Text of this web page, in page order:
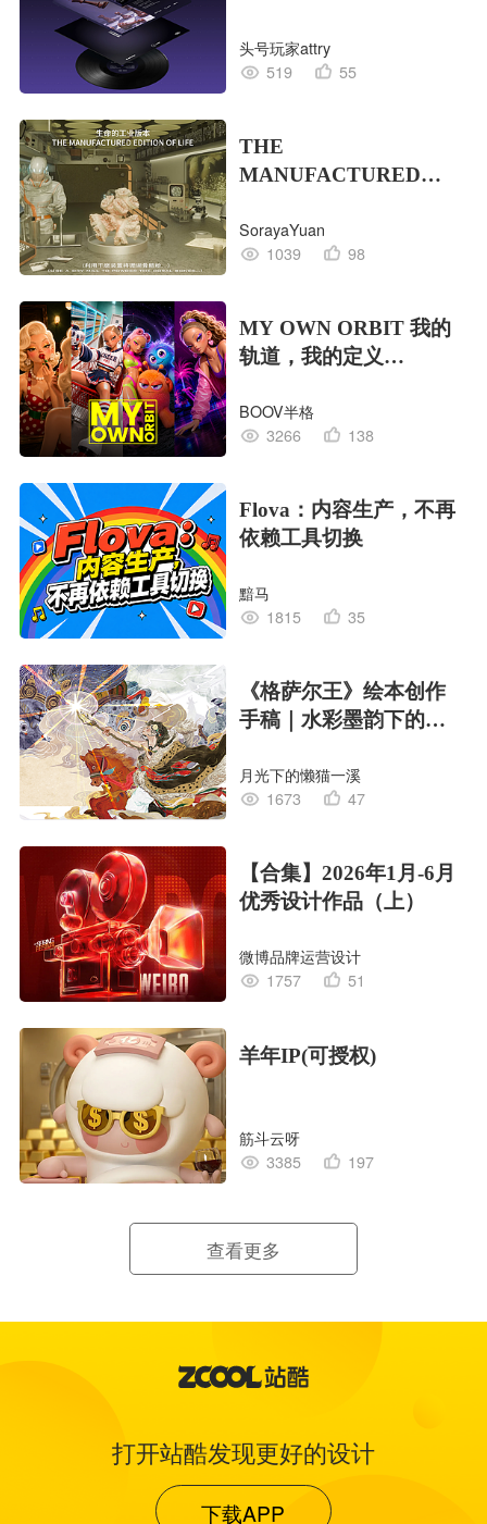
头号玩家attry
519
55
THE
MANUFACTURED
的工业版本
SorayaYuan
1039
98
MY OWN ORBIT 我的
轨道，我的定义
对
BOOV半格
3266
138
Flova：内容生产，不再
依赖工具切换
黯马
1815
35
《格萨尔王》绘本创作
手稿｜水彩墨韵下的史
月光下的懒猫一溪
1673
47
【合集】2026年1月-6月
优秀设计作品（上）
微博品牌运营设计
1757
51
羊年IP(可授权)
筋斗云呀
3385
197
查看更多
打开站酷发现更好的设计
下载APP